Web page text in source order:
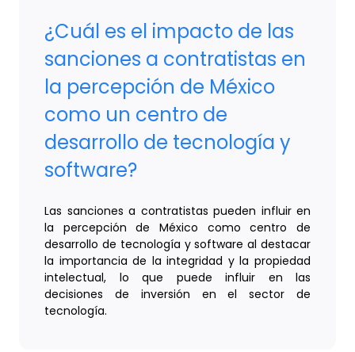
¿Cuál es el impacto de las
sanciones a contratistas en
la percepción de México
como un centro de
desarrollo de tecnología y
software?
Las sanciones a contratistas pueden influir en
la percepción de México como centro de
desarrollo de tecnología y software al destacar
la importancia de la integridad y la propiedad
intelectual, lo que puede influir en las
decisiones de inversión en el sector de
tecnología.